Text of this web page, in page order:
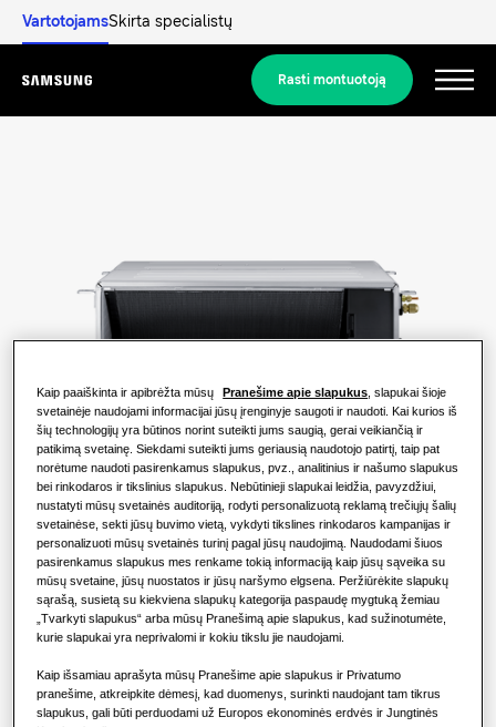
VartotojamsSkirta specialistų
Menu
Rasti montuotoją
SPRENDIMAI GYVENAMOSIOMS PATALPOMS
Kas yra šilumos siurblys ir kaip tai
veikia?
Šilumos siurblio privalumai
Kas yra oro kondicionierius ir kaip tai
veikia?
KOMERCINIAI SPRENDIMAI
Viešbučiai
Mažmeninė prekyba
Restoranas
Mūsų sprendimai
SPRENDIMAI JŪSŲ NAMAMS.
Oro kondicionavimo sprendimai
Šilumos siurblių sprendimai
SPRENDIMAI KOMERCINIAMS PASTATAMS
Oro kondicionavimo sprendimai
Valdikliai
Gaminiai
„Hero“ gaminiai
Apie „Samsung“
PAJĖGUMAS: 14.0KW ŠILDYMAS: VĖSINIMAS:
AC140BNMPKG/EU
Galimas pajėgumas
Kaip paaiškinta ir apibrėžta mūsų Pranešime apie slapukus , slapukai šioje
svetainėje naudojami informacijai jūsų įrenginyje saugoti ir naudoti. Kai kurios iš
šių technologijų yra būtinos norint suteikti jums saugią, gerai veikiančią ir
patikimą svetainę. Siekdami suteikti jums geriausią naudotojo patirtį, taip pat
norėtume naudoti pasirenkamus slapukus, pvz., analitinius ir našumo slapukus
bei rinkodaros ir tikslinius slapukus. Nebūtinieji slapukai leidžia, pavyzdžiui,
nustatyti mūsų svetainės auditoriją, rodyti personalizuotą reklamą trečiųjų šalių
svetainėse, sekti jūsų buvimo vietą, vykdyti tikslines rinkodaros kampanijas ir
personalizuoti mūsų svetainės turinį pagal jūsų naudojimą. Naudodami šiuos
pasirenkamus slapukus mes renkame tokią informaciją kaip jūsų sąveika su
mūsų svetaine, jūsų nuostatos ir jūsų naršymo elgsena. Peržiūrėkite slapukų
sąrašą, susietą su kiekviena slapukų kategorija paspaudę mygtuką žemiau
„Tvarkyti slapukus“ arba mūsų Pranešimą apie slapukus, kad sužinotumėte,
kurie slapukai yra neprivalomi ir kokiu tikslu jie naudojami.
Kaip išsamiau aprašyta mūsų Pranešime apie slapukus ir Privatumo
pranešime, atkreipkite dėmesį, kad duomenys, surinkti naudojant tam tikrus
slapukus, gali būti perduodami už Europos ekonominės erdvės ir Jungtinės